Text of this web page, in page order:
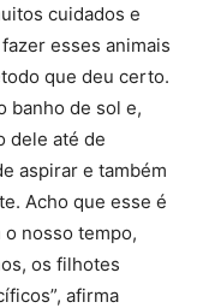
cuidados e
esses animais
que deu certo.
banho de sol e,
dele até de
aspirar e também
Acho que esse é
nosso tempo,
os filhotes
afirma